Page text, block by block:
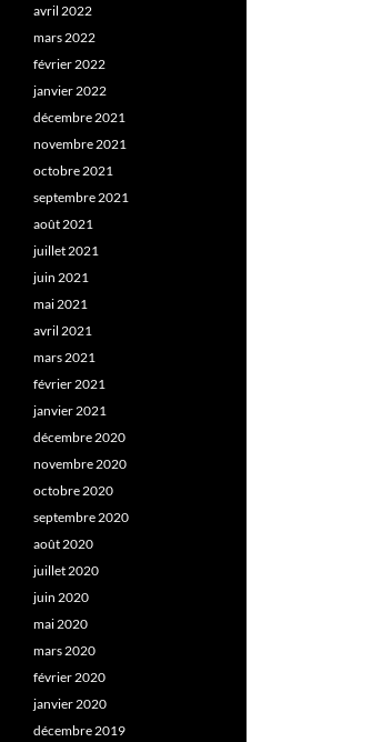
avril 2022
mars 2022
février 2022
janvier 2022
décembre 2021
novembre 2021
octobre 2021
septembre 2021
août 2021
juillet 2021
juin 2021
mai 2021
avril 2021
mars 2021
février 2021
janvier 2021
décembre 2020
novembre 2020
octobre 2020
septembre 2020
août 2020
juillet 2020
juin 2020
mai 2020
mars 2020
février 2020
janvier 2020
décembre 2019